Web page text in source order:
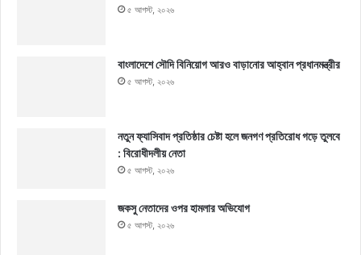
৫ আগস্ট, ২০২৬
বাংলাদেশে সৌদি বিনিয়োগ আরও বাড়ানোর আহ্বান প্রধানমন্ত্রীর
৫ আগস্ট, ২০২৬
নতুন ফ্যাসিবাদ প্রতিষ্ঠার চেষ্টা হলে জনগণ প্রতিরোধ গড়ে তুলবে
: বিরোধীদলীয় নেতা
৫ আগস্ট, ২০২৬
জকসু নেতাদের ওপর হামলার অভিযোগ
৫ আগস্ট, ২০২৬